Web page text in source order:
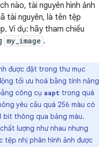
nào, tài nguyên hình ảnh
tài nguyên, là tên tệp
Ví dụ: hãy tham chiếu
my_image .
được đặt trong thư mục
tối ưu hoá bằng tính năng
công cụ aapt trong quá
yêu cầu quá 256 màu có
bit thông qua bảng màu.
lượng như nhau nhưng
tệp nhị phân hình ảnh được